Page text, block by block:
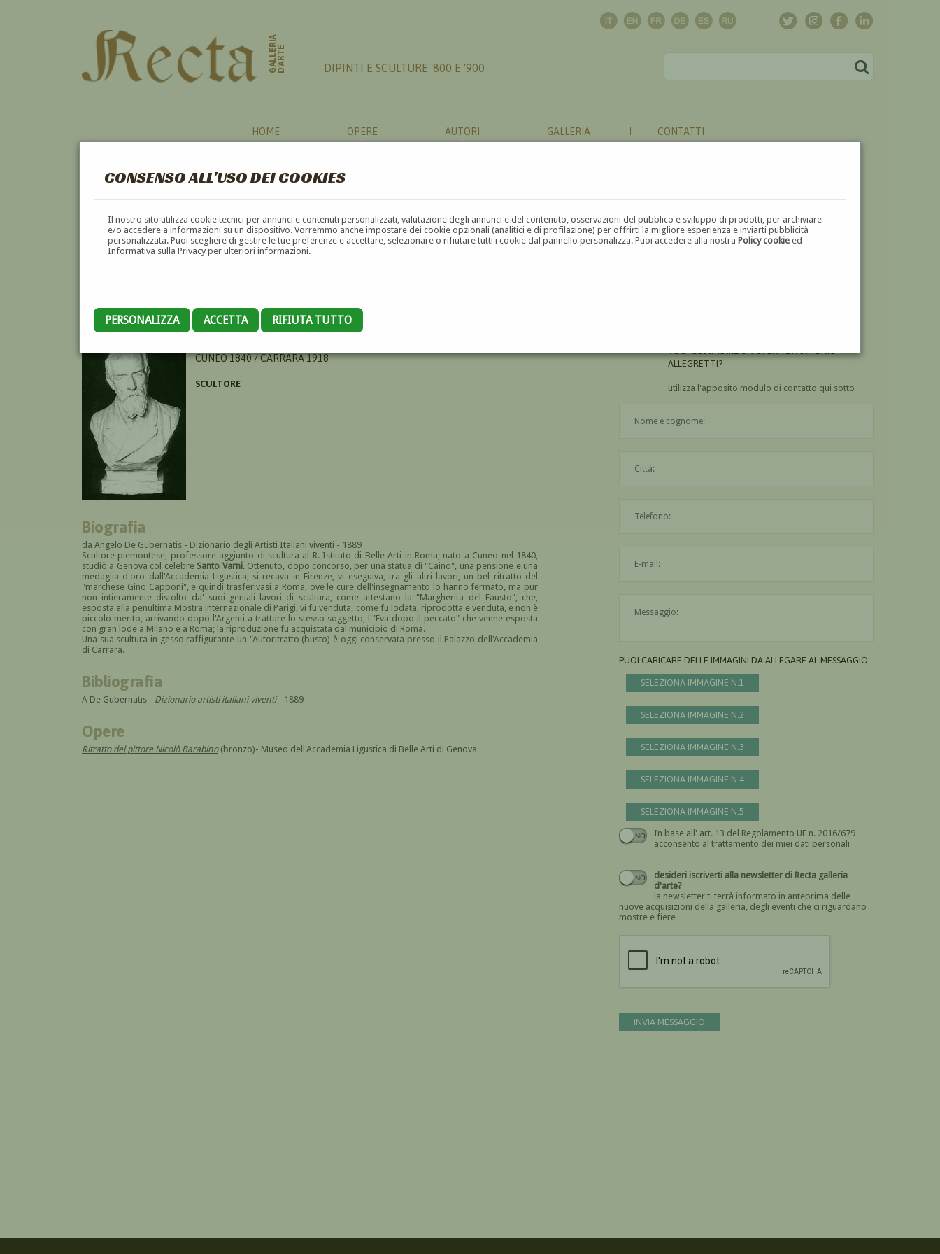
CONSENSO ALL'USO DEI COOKIES
Il nostro sito utilizza cookie tecnici per annunci e contenuti personalizzati, valutazione degli annunci e del contenuto, osservazioni del pubblico e sviluppo di prodotti, per archiviare
e/o accedere a informazioni su un dispositivo. Vorremmo anche impostare dei cookie opzionali (analitici e di profilazione) per offrirti la migliore esperienza e inviarti pubblicità
personalizzata. Puoi scegliere di gestire le tue preferenze e accettare, selezionare o rifiutare tutti i cookie dal pannello personalizza. Puoi accedere alla nostraPolicy cookie ed
Informativa sulla Privacy per ulteriori informazioni.
PERSONALIZZA ACCETTA RIFIUTA TUTTO
GALLERIAD'ARTE DIPINTI E SCULTURE '800 E '900
HOME OPERE AUTORI GALLERIA CONTATTI
ANTONIO ALLEGRETTI
CUNEO 1840 / CARRARA 1918
SCULTORE
Biografia
da Angelo De Gubernatis - Dizionario degli Artisti Italiani viventi - 1889
Scultore piemontese, professore aggiunto di scultura al R. Istituto di Belle Arti in Roma; nato a Cuneo nel 1840,
studiò a Genova col celebre Santo Varni. Ottenuto, dopo concorso, per una statua di "Caino", una pensione e una
medaglia d'oro dall'Accademia Ligustica, si recava in Firenze, vi eseguiva, tra gli altri lavori, un bel ritratto del
"marchese Gino Capponi", e quindi trasferivasi a Roma, ove le cure dell'insegnamento lo hanno fermato, ma pur
non intieramente distolto da' suoi geniali lavori di scultura, come attestano la "Margherita del Fausto", che,
esposta alla penultima Mostra internazionale di Parigi, vi fu venduta, come fu lodata, riprodotta e venduta, e non è
piccolo merito, arrivando dopo l'Argenti a trattare lo stesso soggetto, l'"Eva dopo il peccato" che venne esposta
con gran lode a Milano e a Roma; la riproduzione fu acquistata dal municipio di Roma.
Una sua scultura in gesso raffigurante un "Autoritratto (busto) è oggi conservata presso il Palazzo dell'Accademia
di Carrara.
Bibliografia
A De Gubernatis - Dizionario artisti italiani viventi- 1889
Opere
Ritratto del pittore Nicolò Barabino(bronzo)- Museo dell'Accademia Ligustica di Belle Arti di Genova
VUOICOMPRAREUN'OPERA DI ANTONIO
ALLEGRETTI?
utilizza l'apposito modulo di contatto qui sotto
PUOI CARICARE DELLE IMMAGINI DA ALLEGARE AL MESSAGGIO:
SELEZIONA IMMAGINE N.1
SELEZIONA IMMAGINE N.2
SELEZIONA IMMAGINE N.3
SELEZIONA IMMAGINE N.4
SELEZIONA IMMAGINE N.5
In base all' art. 13 del Regolamento UE n. 2016/679
acconsento al trattamento dei miei dati personali
Devi dare il consenso
desideri iscriverti alla newsletter di Recta galleria
d'arte?
la newsletter ti terrà informato in anteprima delle
nuove acquisizioni della galleria, degli eventi che ci riguardano
mostre e fiere
INVIA MESSAGGIO